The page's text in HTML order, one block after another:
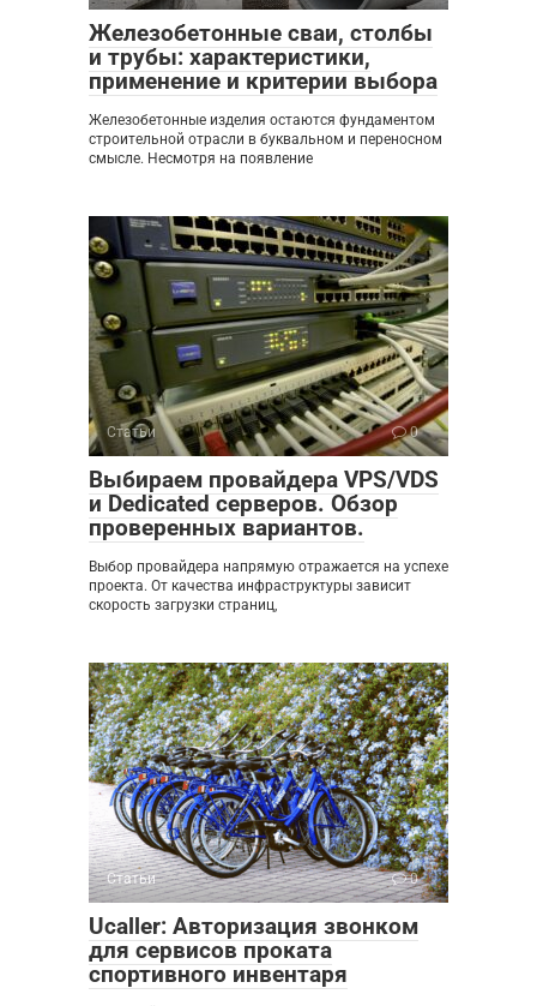
Железобетонные сваи, столбы
и трубы: характеристики,
применение и критерии выбора
Железобетонные изделия остаются фундаментом
строительной отрасли в буквальном и переносном
смысле. Несмотря на появление
Статьи 0
Выбираем провайдера VPS/VDS
и Dedicated серверов. Обзор
проверенных вариантов.
Выбор провайдера напрямую отражается на успехе
проекта. От качества инфраструктуры зависит
скорость загрузки страниц,
Статьи 0
Ucaller: Авторизация звонком
для сервисов проката
спортивного инвентаря